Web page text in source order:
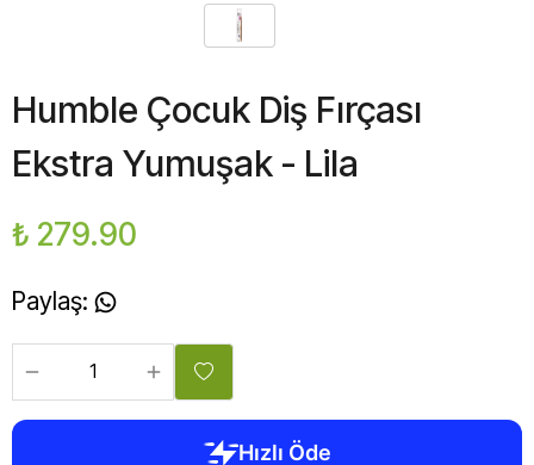
Humble Çocuk Diş Fırçası
Ekstra Yumuşak - Lila
₺ 279.90
Paylaş: